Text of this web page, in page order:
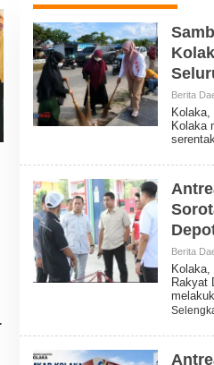
Berita
Kolaka
Berita
Rakyat